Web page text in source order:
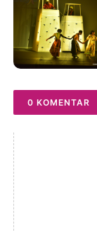
0 KOMENTAR